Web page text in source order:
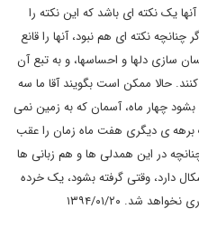
یک نکته ای باشد که این نکته را
چنانچه نکته ای هم نبود، آنها را قانع
سازی دلها و احساسها، و به تبع آن
حالا ممکن است بگویند آقا ما سه
بشود چهار ماه، آسمان که به زمین نمی
برهه ی دیگری هفت ماه زمان را عقب
در این همدلی ها و هم زبانی ها
دارد، وقتی گرفته بشود، یک خرده
شد. ۱۳۹۴/۰۱/۲۰